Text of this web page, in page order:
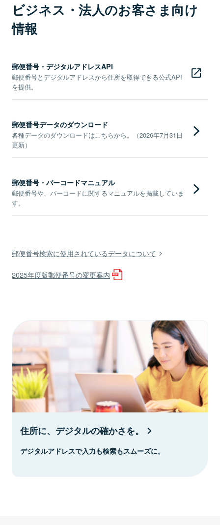
ビジネス・法人のお客さま向け
情報
郵便番号・デジタルアドレスAPI
郵便番号とデジタルアドレスから住所を取得できる公式API
を提供。
郵便番号データのダウンロード
各種データのダウンロードはこちらから。（2026年7月31日
更新）
郵便番号・バーコードマニュアル
郵便番号や、バーコードに関するマニュアルを掲載していま
す。
郵便番号検索に使用されているデータについて
2025年度版郵便番号の変更案内
住所に、デジタルの確かさを。
デジタルアドレスで入力も検索もスムーズに。